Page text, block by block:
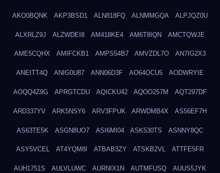
AKO0BQNK AKP3BSD1 ALN818FQ ALNMMGQA ALPJQZ0U
ALXRLZ9J ALZWDEI8 AM418KE4 AM6T8IQN AMCTQWJE
AME5CQHX AMIFCKB1 AMPS54B7 AMVZDL7O AN7IG2X3
ANEITT4Q ANIG0U87 ANN06D3F AO64OCU5 AODWRYIE
AOQQ4Z9G APRGTCDU AQICKU42 AQOO257M AQT297DF
ARD337YV ARK5NSY6 ARV3FPUK ARWDMB4X AS56EF7H
AS63TE5K ASGN8UO7 ASI6MI04 ASK530TS ASNNY8QC
ASY5VCEL AT4YQM8I ATBAB3ZY ATSKB2VL ATTFE5FR
AUH1751S AULVLUWC AURNIX1N AUTMFUSQ AUUS5JYK